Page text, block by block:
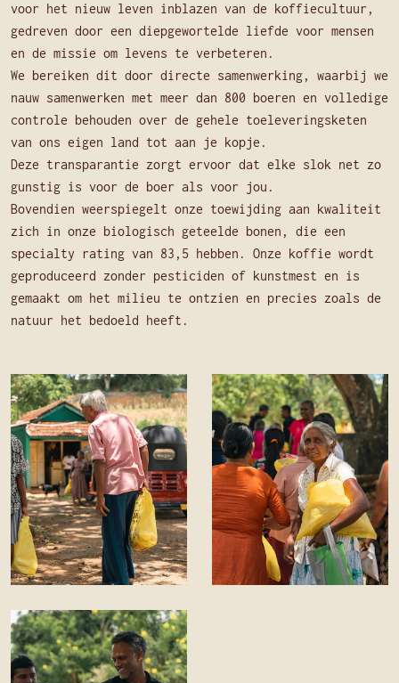
voor het nieuw leven inblazen van de koffiecultuur,
gedreven door een diepgewortelde liefde voor mensen
en de missie om levens te verbeteren.
We bereiken dit door directe samenwerking, waarbij we
nauw samenwerken met meer dan 800 boeren en volledige
controle behouden over de gehele toeleveringsketen
van ons eigen land tot aan je kopje.
Deze transparantie zorgt ervoor dat elke slok net zo
gunstig is voor de boer als voor jou.
Bovendien weerspiegelt onze toewijding aan kwaliteit
zich in onze biologisch geteelde bonen, die een
specialty rating van 83,5 hebben. Onze koffie wordt
geproduceerd zonder pesticiden of kunstmest en is
gemaakt om het milieu te ontzien en precies zoals de
natuur het bedoeld heeft.